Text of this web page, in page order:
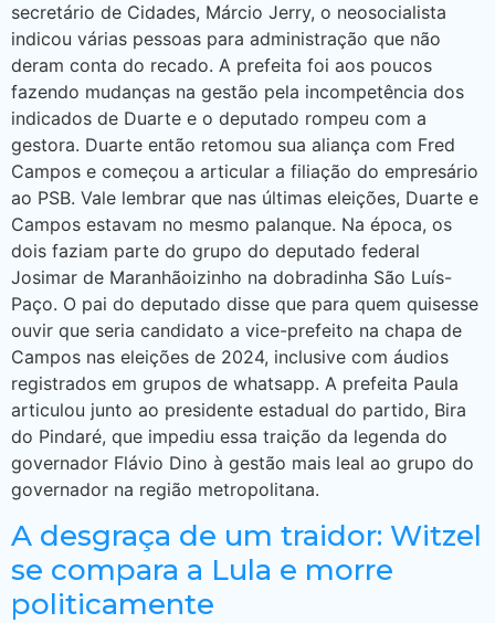
secretário de Cidades, Márcio Jerry, o neosocialista
indicou várias pessoas para administração que não
deram conta do recado. A prefeita foi aos poucos
fazendo mudanças na gestão pela incompetência dos
indicados de Duarte e o deputado rompeu com a
gestora. Duarte então retomou sua aliança com Fred
Campos e começou a articular a filiação do empresário
ao PSB. Vale lembrar que nas últimas eleições, Duarte e
Campos estavam no mesmo palanque. Na época, os
dois faziam parte do grupo do deputado federal
Josimar de Maranhãoizinho na dobradinha São Luís-
Paço. O pai do deputado disse que para quem quisesse
ouvir que seria candidato a vice-prefeito na chapa de
Campos nas eleições de 2024, inclusive com áudios
registrados em grupos de whatsapp. A prefeita Paula
articulou junto ao presidente estadual do partido, Bira
do Pindaré, que impediu essa traição da legenda do
governador Flávio Dino à gestão mais leal ao grupo do
governador na região metropolitana.
A desgraça de um traidor: Witzel
se compara a Lula e morre
politicamente